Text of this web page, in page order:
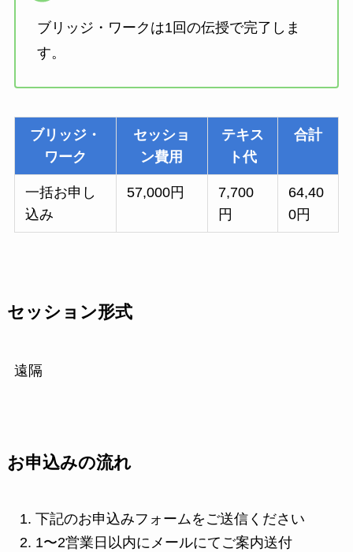
ブリッジ・ワークは1回の伝授で完了しま
す。
ブリッジ・
ワーク
セッショ
ン費用
テキス
ト代
合計
一括お申し
込み
57,000円
7,700
円
64,40
0円
セッション形式
遠隔
お申込みの流れ
下記のお申込みフォームをご送信ください
1〜2営業日以内にメールにてご案内送付